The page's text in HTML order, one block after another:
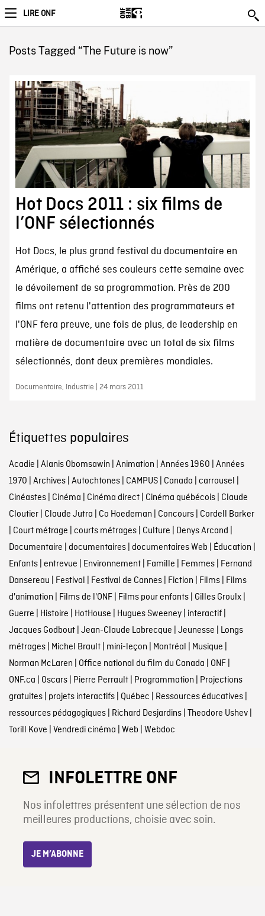
LIRE ONF
Posts Tagged “The Future is now”
Hot Docs 2011 : six films de
l’ONF sélectionnés
Hot Docs, le plus grand festival du documentaire en
Amérique, a affiché ses couleurs cette semaine avec
le dévoilement de sa programmation. Près de 200
films ont retenu l'attention des programmateurs et
l'ONF fera preuve, une fois de plus, de leadership en
matière de documentaire avec un total de six films
sélectionnés, dont deux premières mondiales.
Documentaire, Industrie | 24 mars 2011
Étiquettes populaires
Acadie | Alanis Obomsawin | Animation | Années 1960 | Années
1970 | Archives| Autochtones| CAMPUS| Canada | carrousel |
Cinéastes| Cinéma | Cinéma direct| Cinéma québécois| Claude
Cloutier| Claude Jutra | Co Hoedeman | Concours| Cordell Barker
| Court métrage | courts métrages| Culture | Denys Arcand |
Documentaire | documentaires| documentaires Web | Éducation |
Enfants| entrevue | Environnement| Famille | Femmes| Fernand
Dansereau | Festival | Festival de Cannes| Fiction | Films| Films
d'animation | Films de l'ONF| Films pour enfants| Gilles Groulx|
Guerre | Histoire | HotHouse | Hugues Sweeney| interactif|
Jacques Godbout| Jean-Claude Labrecque | Jeunesse | Longs
métrages| Michel Brault| mini-leçon | Montréal | Musique |
Norman McLaren | Office national du film du Canada | ONF|
ONF.ca | Oscars| Pierre Perrault| Programmation | Projections
gratuites| projets interactifs| Québec | Ressources éducatives|
ressources pédagogiques| Richard Desjardins| Theodore Ushev|
Torill Kove | Vendredi cinéma | Web | Webdoc
INFOLETTRE ONF
Nos infolettres présentent une sélection de nos
meilleures productions, choisie avec soin.
JE M’ABONNE